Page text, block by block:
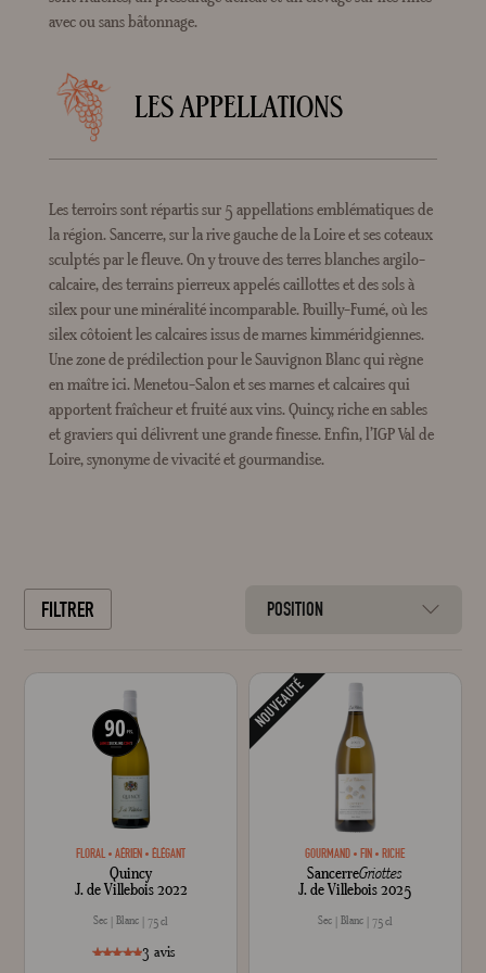
avec ou sans bâtonnage.
LES APPELLATIONS
Les terroirs sont répartis sur 5 appellations emblématiques de
la région. Sancerre, sur la rive gauche de la Loire et ses coteaux
sculptés par le fleuve. On y trouve des terres blanches argilo-
calcaire, des terrains pierreux appelés caillottes et des sols à
silex pour une minéralité incomparable. Pouilly-Fumé, où les
silex côtoient les calcaires issus de marnes kimméridgiennes.
Une zone de prédilection pour le Sauvignon Blanc qui règne
en maître ici. Menetou-Salon et ses marnes et calcaires qui
apportent fraîcheur et fruité aux vins. Quincy, riche en sables
et graviers qui délivrent une grande finesse. Enfin, l’IGP Val de
Loire, synonyme de vivacité et gourmandise.
FILTRER POSITION
FLORAL AÉRIEN ÉLÉGANT
Quincy
J. de Villebois 2022
Sec Blanc 75 cl
3 avis
NOUVEAUTÉ
GOURMAND FIN RICHE
SancerreGriottes
J. de Villebois 2025
Sec Blanc 75 cl